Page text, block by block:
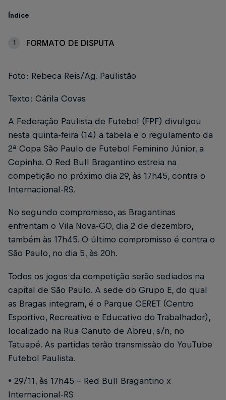
Índice
1 FORMATO DE DISPUTA
Foto: Rebeca Reis/Ag. Paulistão
Texto: Cárila Covas
A Federação Paulista de Futebol (FPF) divulgou
nesta quinta-feira (14) a tabela e o regulamento da
2ª Copa São Paulo de Futebol Feminino Júnior, a
Copinha. O Red Bull Bragantino estreia na
competição no próximo dia 29, às 17h45, contra o
Internacional-RS.
No segundo compromisso, as Bragantinas
enfrentam o Vila Nova-GO, dia 2 de dezembro,
também às 17h45. O último compromisso é contra o
São Paulo, no dia 5, às 20h.
Todos os jogos da competição serão sediados na
capital de São Paulo. A sede do Grupo E, do qual
as Bragas integram, é o Parque CERET (Centro
Esportivo, Recreativo e Educativo do Trabalhador),
localizado na Rua Canuto de Abreu, s/n, no
Tatuapé. As partidas terão transmissão do YouTube
Futebol Paulista.
• 29/11, às 17h45 – Red Bull Bragantino x
Internacional-RS